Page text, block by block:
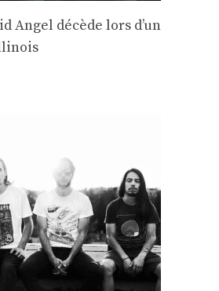
Angel décède lors d’un